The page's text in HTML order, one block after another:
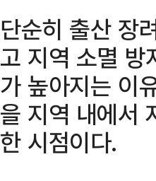
단순히 출산 장
고 지역 소멸 방
가 높아지는 이
을 지역 내에서
한 시점이다.